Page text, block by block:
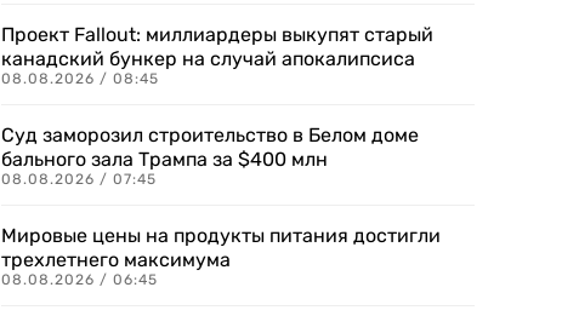
Проект Fallout: миллиардеры выкупят старый
канадский бункер на случай апокалипсиса
08.08.2026 / 08:45
Суд заморозил строительство в Белом доме
бального зала Трампа за $400 млн
08.08.2026 / 07:45
Мировые цены на продукты питания достигли
трехлетнего максимума
08.08.2026 / 06:45